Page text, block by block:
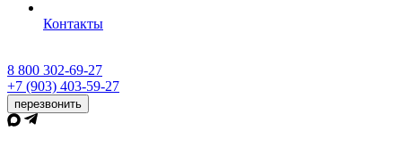
Контакты
8 800 302-69-27
+7 (903) 403-59-27
перезвонить